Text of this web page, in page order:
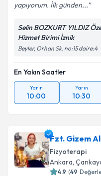
yapıyorum. İlk günden...
Selin BOZKURT YILDIZ
Hizmet Birimi İznik
Beyler, Orhan Sk. no:15 daire:4
En Yakın Saatler
Yarın
10:00
Yarın
10:30
Fzt. Gizem
Fizyoterapi
Ankara,
4.9 (49